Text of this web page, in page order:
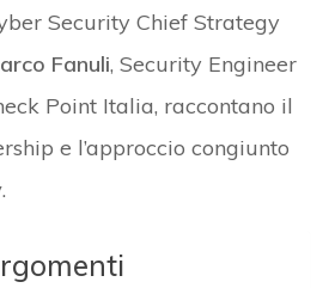
Security Chief Strategy
Fanuli, Security Engineer
Point Italia, raccontano il
e l’approccio congiunto
.